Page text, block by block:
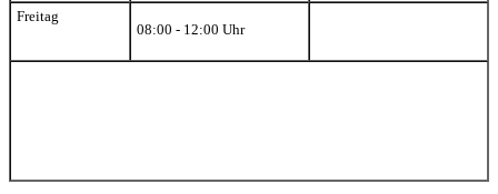
Freitag
08:00 - 12:00 Uhr